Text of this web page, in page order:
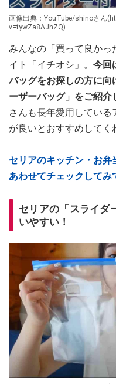
画像出典：YouTube/shinoさん
v=tywZa8AJhZQ)
みんなの「買って良かっ
イト「イチオシ」。 今回
バッグをお探しの方に向
ーザーバッグ」をご紹介
さんも長年愛用してい
が良いとおすすめしてく
セリアのキッチン・お弁
あわせてチェックしてみ
セリアの「スライダ
いやすい！